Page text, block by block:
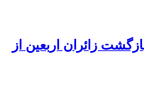
زائران اربعین از